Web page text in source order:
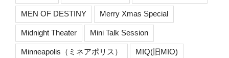
MEN OF DESTINY Merry Xmas Special
Midnight Theater Mini Talk Session
Minneapolis（ミネアポリス） MIQ(旧MIO)